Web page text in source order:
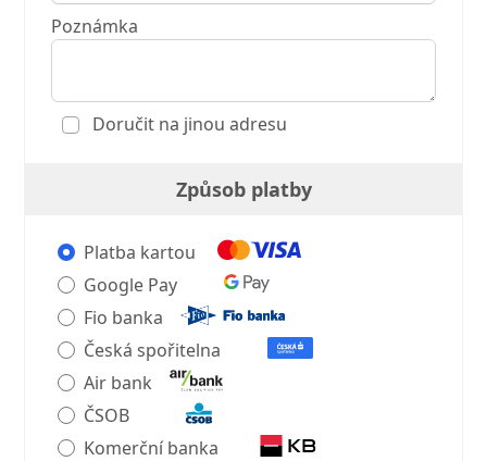
Poznámka
Doručit na jinou adresu
Způsob platby
Platba kartou
Google Pay
Fio banka
Česká spořitelna
Air bank
ČSOB
Komerční banka